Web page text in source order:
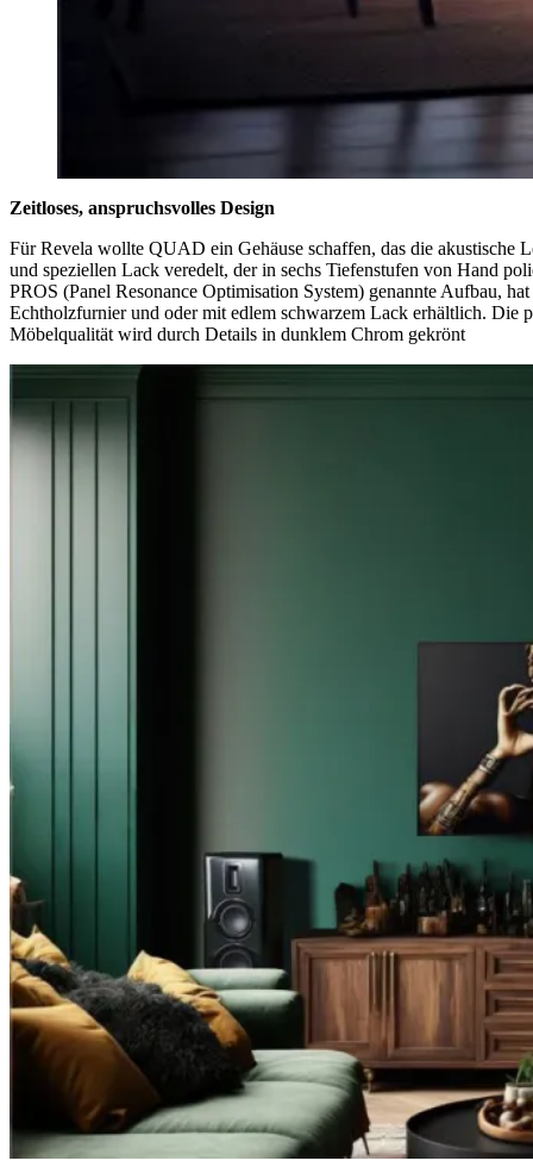
Zeitloses, anspruchsvolles Design
Für Revela wollte QUAD ein Gehäuse schaffen, das die akustische
und speziellen Lack veredelt, der in sechs Tiefenstufen von Hand
PROS (Panel Resonance Optimisation System) genannte Aufbau,
Echtholzfurnier und oder mit edlem schwarzem Lack erhältlich. Die
Möbelqualität wird durch Details in dunklem Chrom gekrönt